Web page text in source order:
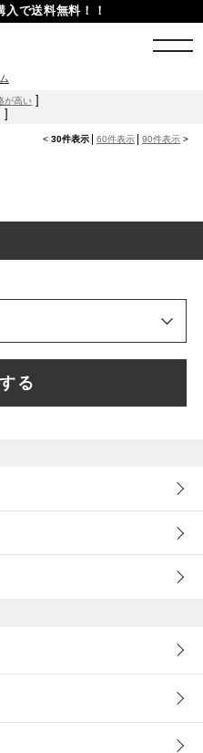
で送料無料！！
が高い ]
]
< 30件表示 60件表示 90件表示 >
る